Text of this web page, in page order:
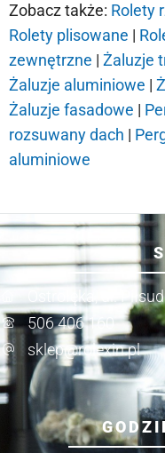
Zobacz także: Rolety
Rolety plisowane |
zewnętrzne | Żaluzje
Żaluzje aluminiowe |
Żaluzje fasadowe |
rozsuwany dach |
aluminiowe
Ostrołęka, ul.
506 406 160
sklep@rolexin.pl